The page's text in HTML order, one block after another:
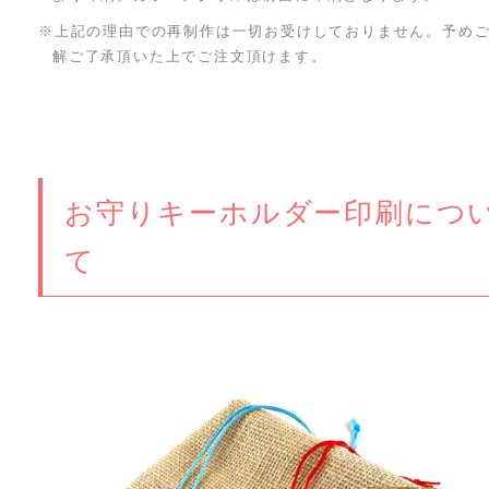
※上記の理由での再制作は一切お受けしておりません。予め
解ご了承頂いた上でご注文頂けます。
お守りキーホルダー印刷につ
て